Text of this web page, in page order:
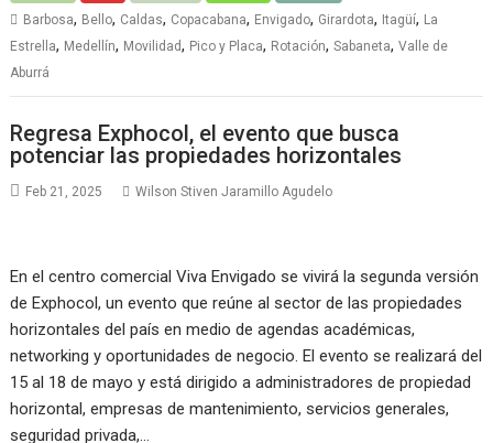
Barbosa, Bello, Caldas, Copacabana, Envigado, Girardota, Itagüí, La
Estrella, Medellín, Movilidad, Pico y Placa, Rotación,Sabaneta,Valle de
Aburrá
Regresa Exphocol, el evento que busca
potenciar las propiedades horizontales
Feb 21, 2025 Wilson Stiven Jaramillo Agudelo
En el centro comercial Viva Envigado se vivirá la segunda versión
de Exphocol, un evento que reúne al sector de las propiedades
horizontales del país en medio de agendas académicas,
networking y oportunidades de negocio. El evento se realizará del
15 al 18 de mayo y está dirigido a administradores de propiedad
horizontal, empresas de mantenimiento, servicios generales,
seguridad privada,…